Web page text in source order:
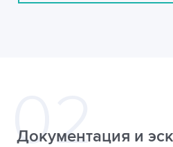
Документация и